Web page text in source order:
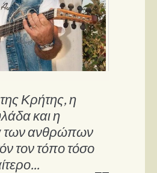
Κρήτης, η
και η
των ανθρώπων
τον τόπο τόσο